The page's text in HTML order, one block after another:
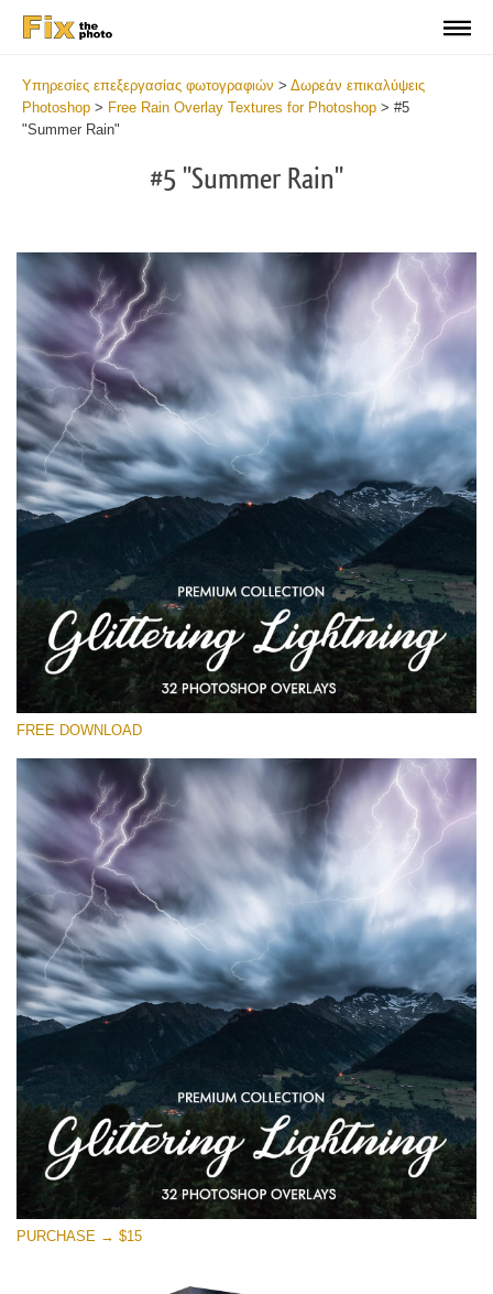
Υπηρεσίες επεξεργασίας φωτογραφιών > Δωρεάν επικαλύψεις
Photoshop > Free Rain Overlay Textures for Photoshop > #5
"Summer Rain"
#5 "Summer Rain"
Free Photoshop Overlay
Small 800*533px
Glittering Lightning
(32 Overlays)
Entire Collection
(1783 Overlays)
Large 6000*4000px
Free download
FREE DOWNLOAD
PURCHASE → $15